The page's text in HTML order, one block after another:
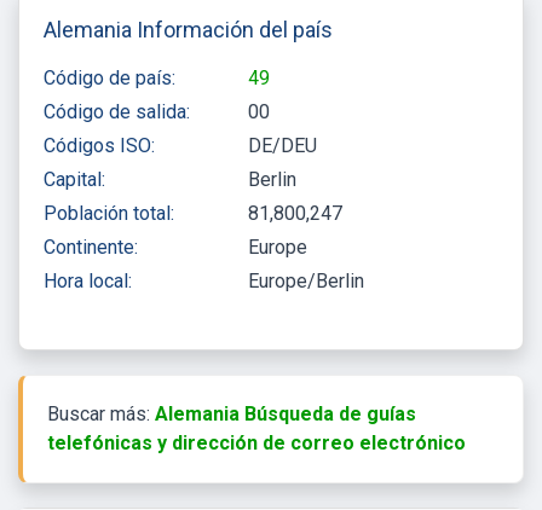
Alemania Información del país
Código de país:
49
Código de salida:
00
Códigos ISO:
DE/DEU
Capital:
Berlin
Población total:
81,800,247
Continente:
Europe
Hora local:
Europe/Berlin
Buscar más: Alemania Búsqueda de guías
telefónicas y dirección de correo electrónico